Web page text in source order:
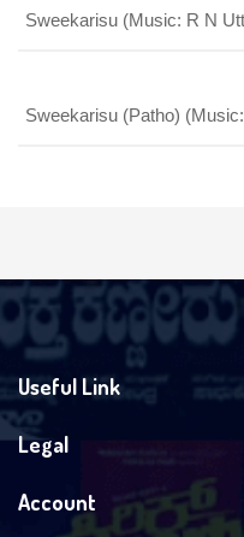
Sweekarisu (Music: R N
Sweekarisu (Patho)
Useful Link
Legal
Account